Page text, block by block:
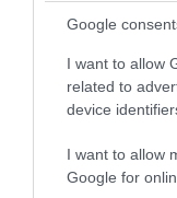
Google
I want to allow
related to
device
I want to allow
Google for
Ne hibáztasd, ne
autista ember
csak tovább fokozzák
várhatjuk el azonnal a